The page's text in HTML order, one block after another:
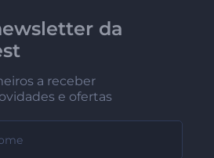
da
a receber
e ofertas